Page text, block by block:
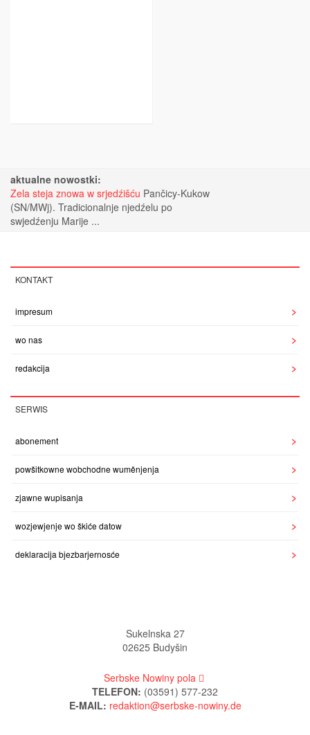
aktualne nowostki:
Zela steja znowa w srjedźišću Pančicy-Kukow
(SN/MWj). Tradicionalnje njedźelu po
swjedźenju Marije ...
KONTAKT
impresum
wo nas
redakcija
SERWIS
abonement
powšitkowne wobchodne wuměnjenja
zjawne wupisanja
wozjewjenje wo škiće datow
deklaracija bjezbarjernosće
Sukelnska 27
02625 Budyšin
Serbske Nowiny pola
TELEFON: (03591) 577-232
E-MAIL: